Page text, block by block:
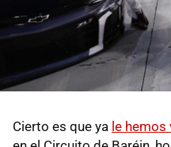
Cierto es que ya le